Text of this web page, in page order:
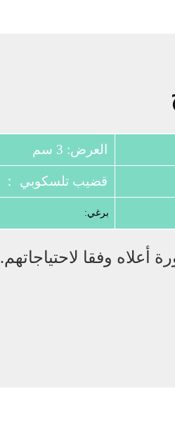
العرض: 3 سم
قضيب تلسكوبي ：
برغي:
وفقا لاحتياجاتهم.